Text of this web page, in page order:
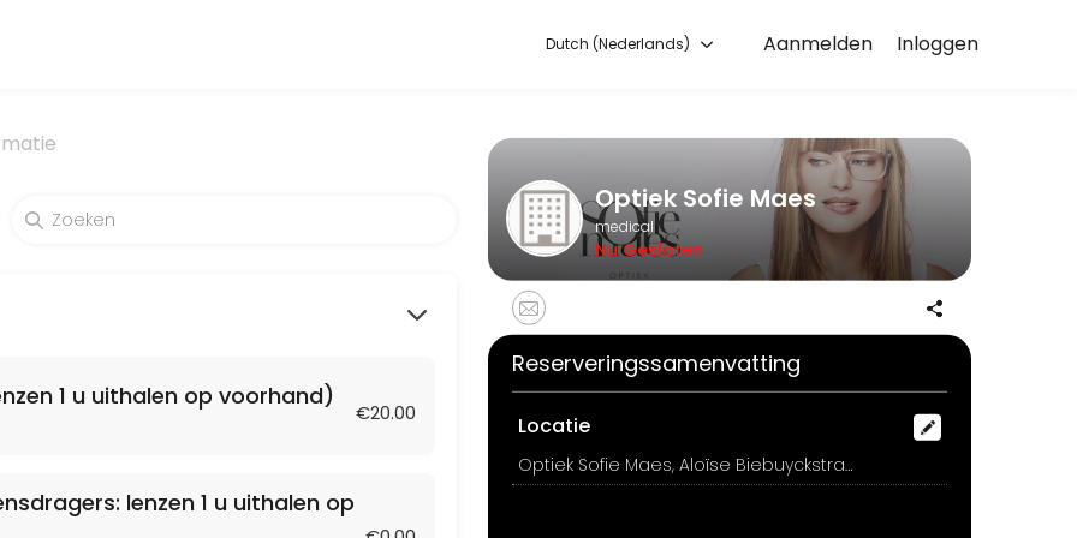
1 u uithalen op voorhand)
op voorhand)
Inloggen
Aanmelden
Dutch (Nederlands)
1 u uithalen op voorhand)
€20.00
lenzen 1 u uithalen op
Optiek Sofie Maes
medical
Nu Gesloten
Reserveringssamenvatting
Locatie
Optiek Sofie Maes, Aloïse Biebuyckstraat 1, Sint-Eloois-Vijve